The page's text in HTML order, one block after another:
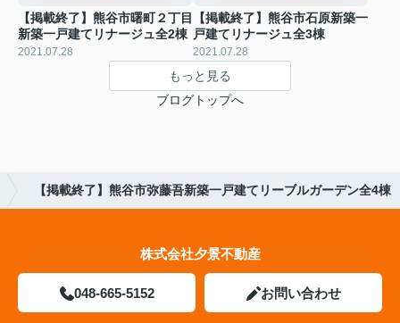
【掲載終了】熊谷市曙町２丁目
新築一戸建てリナージュ全2棟
2021.07.28
【掲載終了】熊谷市石原新築一
戸建てリナージュ全3棟
2021.07.28
もっと見る
ブログトップへ
【掲載終了】熊谷市弥藤吾新築一戸建てリーブルガーデン全4棟
株式会社夕景不動産
048-665-5152 お問い合わせ